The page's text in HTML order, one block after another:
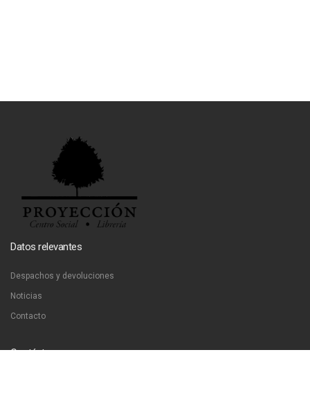
Datos relevantes
Despachos y devoluciones
Noticias
Contacto
Contáctanos